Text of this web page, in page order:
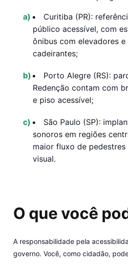
Curitiba (PR):
público acessível, com
ônibus com elevadores e
cadeirantes;
Porto Alegre (RS):
Redenção contam com
e piso acessível;
São Paulo (SP):
sonoros em regiões
maior fluxo de
visual.
O que você
A responsabilidade pela
governo. Você, como cidadão,